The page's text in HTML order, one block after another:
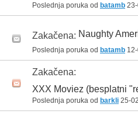
Poslednja poruka od batamb
Zakačena: Naughty
Poslednja poruka od batamb
Zakačena:
XXX Moviez (besplatni
Poslednja poruka od barkli 25-